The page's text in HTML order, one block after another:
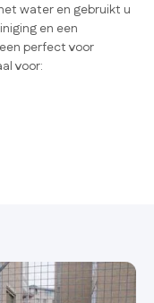
water en gebruikt u
en een
perfect voor
voor: